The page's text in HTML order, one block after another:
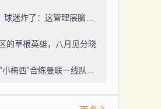
的草根英雄，八月见分晓